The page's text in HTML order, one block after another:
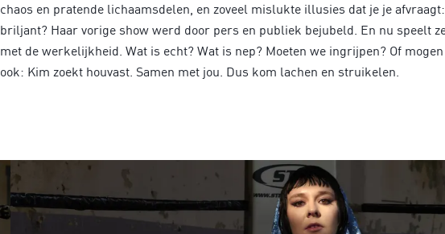
chaos en pratende lichaamsdelen, en zoveel mislukte illusies dat je je
briljant? Haar vorige show werd door pers en publiek bejubeld. En nu speelt
met de werkelijkheid. Wat is echt? Wat is nep? Moeten we ingrijpen? Of
ook: Kim zoekt houvast. Samen met jou. Dus kom lachen en struikelen.